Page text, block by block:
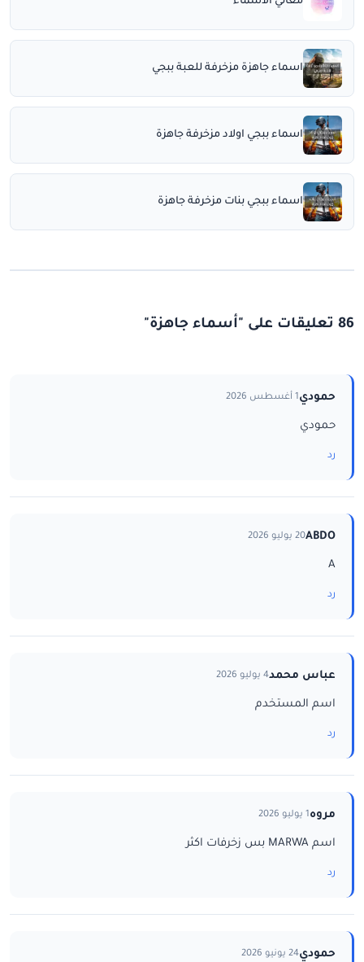
اسماء جاهزة مزخرفة للعبة ببجي
اسماء ببجي اولاد مزخرفة جاهزة
اسماء ببجي بنات مزخرفة جاهزة
86 تعليقات على "أسماء جاهزة"
حمودي1 أغسطس 2026
حمودي
رد
ABDO20 يوليو 2026
A
رد
عباس محمد4 يوليو 2026
اسم المستخدم
رد
مروه1 يوليو 2026
اسم MARWA بس زخرفات اكثر
رد
حمودي24 يونيو 2026